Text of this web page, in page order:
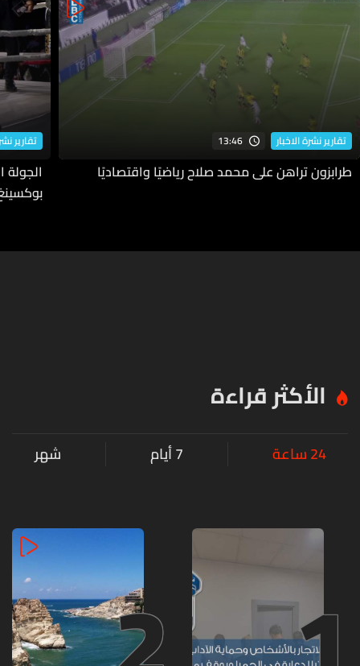
تقارير نشرة الاخبار 13:46
طرابزون تراهن على محمد صلاح رياضيًا واقتصاديًا
تقارير
الأكثر قراءة
24 ساعة 7 أيام شهر